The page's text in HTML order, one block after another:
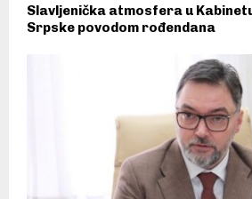
Slavljenička atmosfera u
Srpske povodom rođendana